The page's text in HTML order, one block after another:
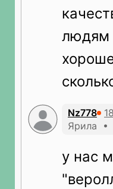
людям
Nz778
Ярила •
у нас